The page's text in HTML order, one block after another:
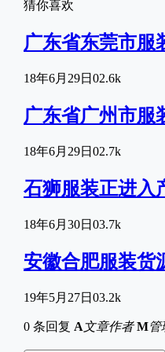
猜你喜欢
广东省东莞市服
18年6月29日 02.6k
广东省广州市服
18年6月29日 02.7k
石狮服装正进入
18年6月30日 03.7k
安徽合肥服装货
19年5月27日 03.2k
0 条回复 A文章作者 M管